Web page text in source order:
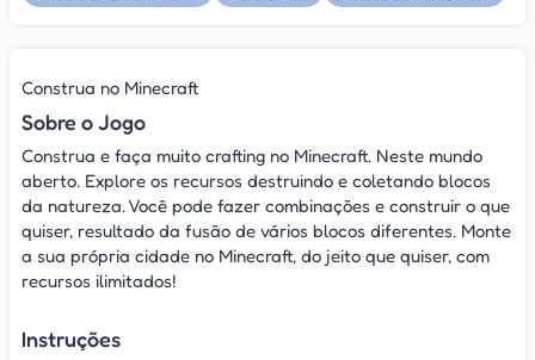
Construa no Minecraft
Sobre o Jogo
Construa e faça muito crafting no Minecraft. Neste mundo
aberto. Explore os recursos destruindo e coletando blocos
da natureza. Você pode fazer combinações e construir o que
quiser, resultado da fusão de vários blocos diferentes. Monte
a sua própria cidade no Minecraft, do jeito que quiser, com
recursos ilimitados!
Instruções